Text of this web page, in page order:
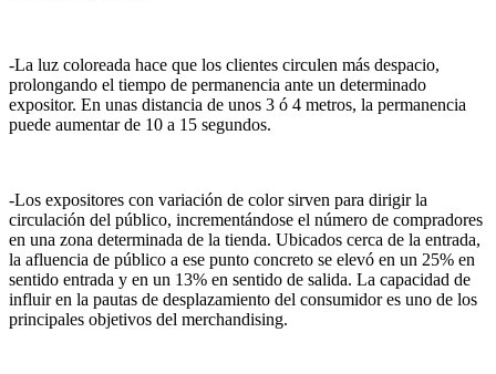
-La luz coloreada hace que los clientes circulen más despacio,
prolongando el tiempo de permanencia ante un determinado
expositor. En unas distancia de unos 3 ó 4 metros, la permanencia
puede aumentar de 10 a 15 segundos.
-Los expositores con variación de color sirven para dirigir la
circulación del público, incrementándose el número de compradores
en una zona determinada de la tienda. Ubicados cerca de la entrada,
la afluencia de público a ese punto concreto se elevó en un 25% en
sentido entrada y en un 13% en sentido de salida. La capacidad de
influir en la pautas de desplazamiento del consumidor es uno de los
principales objetivos del merchandising.